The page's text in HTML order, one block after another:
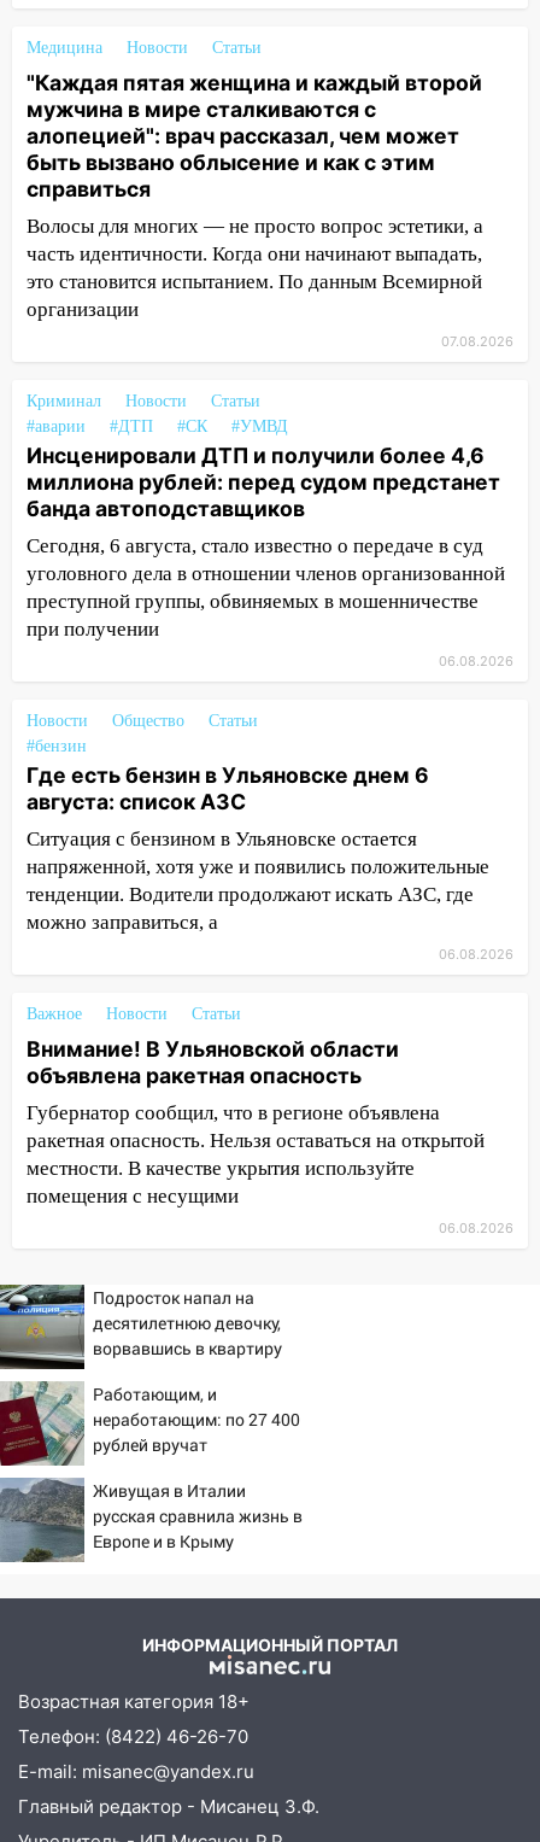
11:20
Валерия Клейменова выиграла два
золота в составе сборной мира
11:16 В Ульяновске открыли памятную
доску декабристу Кондратию Рылееву
10:40 В Ульяновске спасатели ночью
нашли потерявшегося в заброшенных
садах 79-летнего мужчину
На нескольких улицах Ульяновска
10:14
В Ульяновске двоих участников
коррупционной схемы при ЦГКБ
отправили в колонию на 7 и 8 лет
09:52 Ночью беспилотники сбили над
соседними Татарстаном и Саратовской
областью
09:41 Диана Шурыгина уверовала в
Бога в СИЗО
В Ульяновске директора фирмы
млн рублей
08:22 Подросток на питбайке сбил
велосипедистку: пострадали двое
07:20 Жара возвращается: ожидается
знойный и сухой четверг
06:00 Под Ульяновском при развороте
пострадал 38-летний водитель
05:00
«Каждая пятая женщина и каждый
второй мужчина в мире сталкиваются с
алопецией»: врач рассказал, чем может
быть вызвано облысение и как с этим
справиться
03:30 Гороскоп на 7 августа: пятница
принесет прилив творческой энергии и
отличные шансы исправить старые
23:20
Прогноз погоды на 7 августа в
Ульяновской области
20:04
Ульяновцев приглашают на забег,
посвящённый Дню воздушного флота
России
19:12
В Ульяновской области
руководителя частной компании
наказали за сокрытие прошлого своего
сотрудник
18:02 В Ульяновск едут звезды
баскетбола!
Ульяновский областной суд
оставил в силе приговор руководству
«УльяновскФармации» за махинации на
3,2 млн рублей
16:09 Ветераны легкой атлетики из
Медицина Новости Статьи
"Каждая пятая женщина и каждый второй
мужчина в мире сталкиваются с
алопецией": врач рассказал, чем может
быть вызвано облысение и как с этим
справиться
Волосы для многих — не просто вопрос эстетики, а
часть идентичности. Когда они начинают выпадать,
это становится испытанием. По данным Всемирной
организации
07.08.2026
Криминал Новости
Статьи
#аварии
#ДТП #СК #УМВД
Инсценировали ДТП и получили более 4,6
миллиона рублей: перед судом предстанет
банда автоподставщиков
Сегодня, 6 августа, стало известно о передаче в суд
уголовного дела в отношении членов организованной
преступной группы, обвиняемых в мошенничестве
при получении
06.08.2026
Новости Общество
Статьи
#бензин
Где есть бензин в Ульяновске днем 6
августа: список АЗС
Ситуация с бензином в Ульяновске остается
напряженной, хотя уже и появились положительные
тенденции. Водители продолжают искать АЗС, где
можно заправиться, а
06.08.2026
Важное Новости Статьи
Внимание! В Ульяновской области
объявлена ракетная опасность
Губернатор сообщил, что в регионе объявлена
ракетная опасность. Нельзя оставаться на открытой
местности. В качестве укрытия используйте
помещения с несущими
06.08.2026
Подросток напал на
десятилетнюю девочку,
ворвавшись в квартиру
Работающим, и
неработающим: по 27 400
рублей вручат
PrimaMedia.ru
Живущая в Италии
русская сравнила жизнь в
Европе и в Крыму
ИНФОРМАЦИОННЫЙ ПОРТАЛ
Возрастная категория 18+
Телефон: (8422) 46-26-70
E-mail: misanec@yandex.ru
Главный редактор - Мисанец З.Ф.